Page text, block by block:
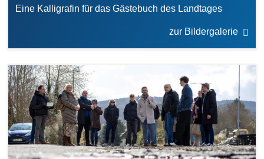
Eine Kalligrafin für das Gästebuch des Landtages
zur Bildergalerie
Bilddatei